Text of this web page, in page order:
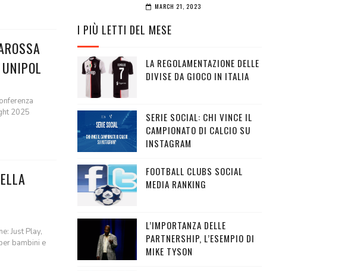
2025
Just Play,
bambini e
MARCH 21, 2023
I PIÙ LETTI DEL MESE
LA REGOLAMENTAZIONE DELLE
DIVISE DA GIOCO IN ITALIA
SERIE SOCIAL: CHI VINCE IL
CAMPIONATO DI CALCIO SU
INSTAGRAM
FOOTBALL CLUBS SOCIAL
MEDIA RANKING
L’IMPORTANZA DELLE
PARTNERSHIP, L’ESEMPIO DI
MIKE TYSON